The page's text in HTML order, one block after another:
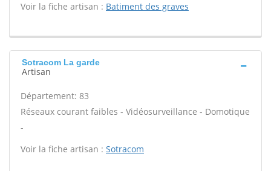
Voir la fiche artisan : Batiment des graves
Sotracom La garde
Artisan
Département: 83
Réseaux courant faibles - Vidéosurveillance - Domotique
-
Voir la fiche artisan : Sotracom